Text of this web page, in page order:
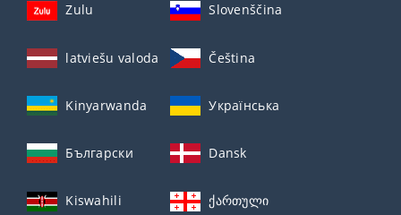
Zulu Slovenščina
latviešu valoda Čeština
Kinyarwanda Українська
Български Dansk
Kiswahili ქართული